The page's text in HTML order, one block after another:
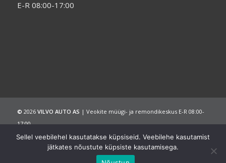
E-R 08:00-17:00
© 2026 VILVO AUTO AS | Veokite müügi- ja remondikeskus E-R 08:00-
17:00
Avaleht
Ettevõttest Müük Teenused Galerii
Kontakt Tel: +372 43 54 555
Sellel veebilehel kasutatakse küpsiseid. Veebilehe kasutamist
jätkates nõustute küpsiste kasutamisega.